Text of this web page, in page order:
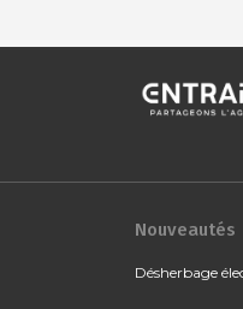
Nouveautés
Désherbage